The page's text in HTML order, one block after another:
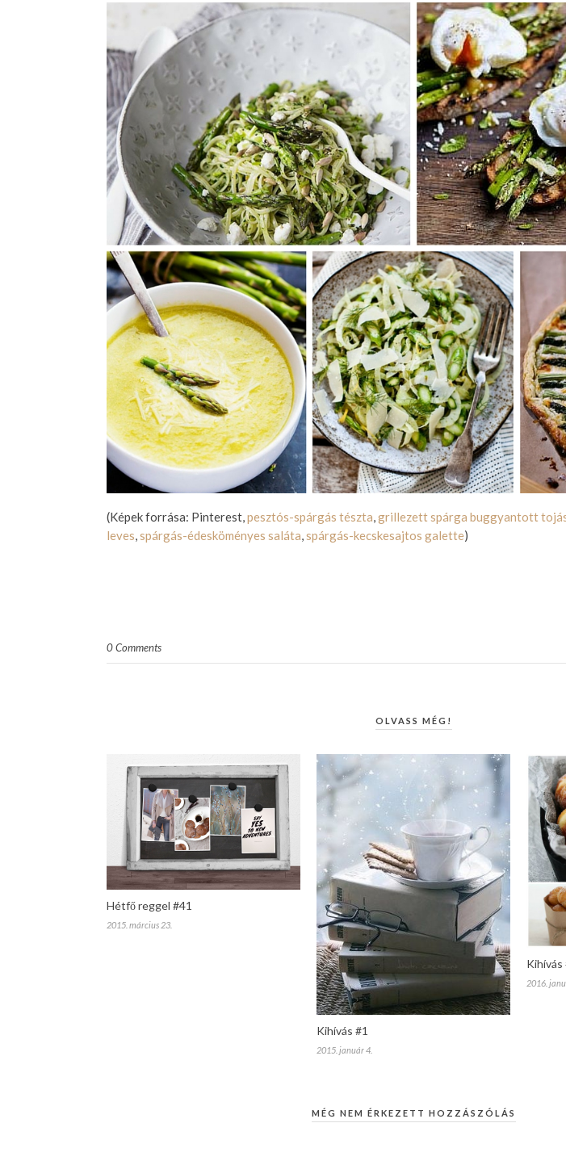
(Képek forrása: Pinterest,pesztós-spárgás tészta,grillezett spárga buggyantott
leves,spárgás-édesköményes saláta,spárgás-kecskesajtos galette)
0 Comments
OLVASS MÉG!
Hétfő reggel #41
2015. március 23.
Kihívás #1
2015. január 4.
Kihívás
2016.
MÉG NEM ÉRKEZETT HOZZÁSZÓLÁS